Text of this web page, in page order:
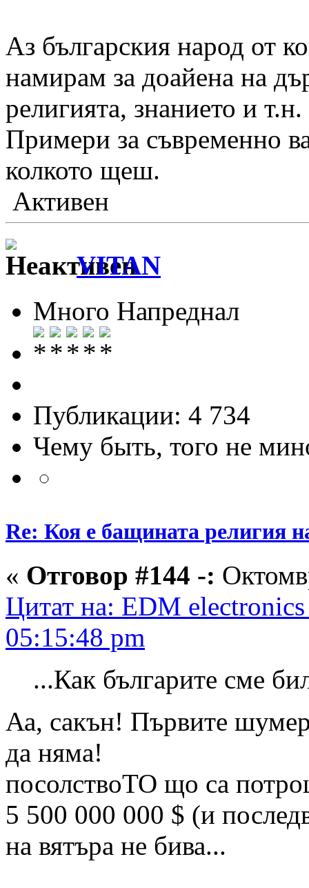
Аз българския народ от
намирам за доайена на
религията, знанието и
Примери за съвременно
колкото щеш.
Активен
VITAN
Много Напреднал
Публикации: 4 734
Чему быть, того не
Re: Коя е бащината религия
« Отговор #144 -:
Цитат на: EDM
05:15:48 pm
...Как българите сме
Аа, сакън! Първите
да няма!
посолствоТО що са
5 500 000 000 $ (и
на вятъра не бива...